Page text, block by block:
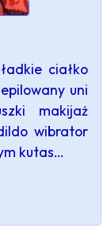
ciałko
uni
makijaż
wibrator
kutas…